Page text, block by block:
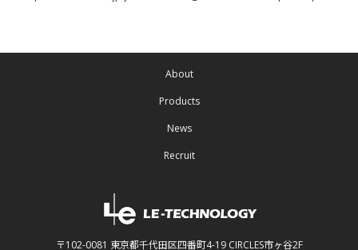
〒102-0081 東京都千代田区四番町4-19 CIRCLES市ヶ谷2F
About
Products
News
Recruit